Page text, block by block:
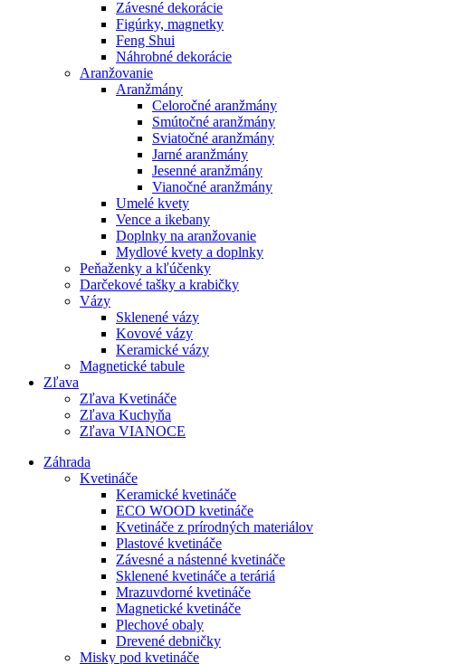
Závesné dekorácie
Figúrky, magnetky
Feng Shui
Náhrobné dekorácie
Aranžovanie
Aranžmány
Celoročné aranžmány
Smútočné aranžmány
Sviatočné aranžmány
Jarné aranžmány
Jesenné aranžmány
Vianočné aranžmány
Umelé kvety
Vence a ikebany
Doplnky na aranžovanie
Mydlové kvety a doplnky
Peňaženky a kľúčenky
Darčekové tašky a krabičky
Vázy
Sklenené vázy
Kovové vázy
Keramické vázy
Magnetické tabule
Zľava
Zľava Kvetináče
Zľava Kuchyňa
Zľava VIANOCE
Záhrada
Kvetináče
Keramické kvetináče
ECO WOOD kvetináče
Kvetináče z prírodných materiálov
Plastové kvetináče
Závesné a nástenné kvetináče
Sklenené kvetináče a teráriá
Mrazuvdorné kvetináče
Magnetické kvetináče
Plechové obaly
Drevené debničky
Misky pod kvetináče